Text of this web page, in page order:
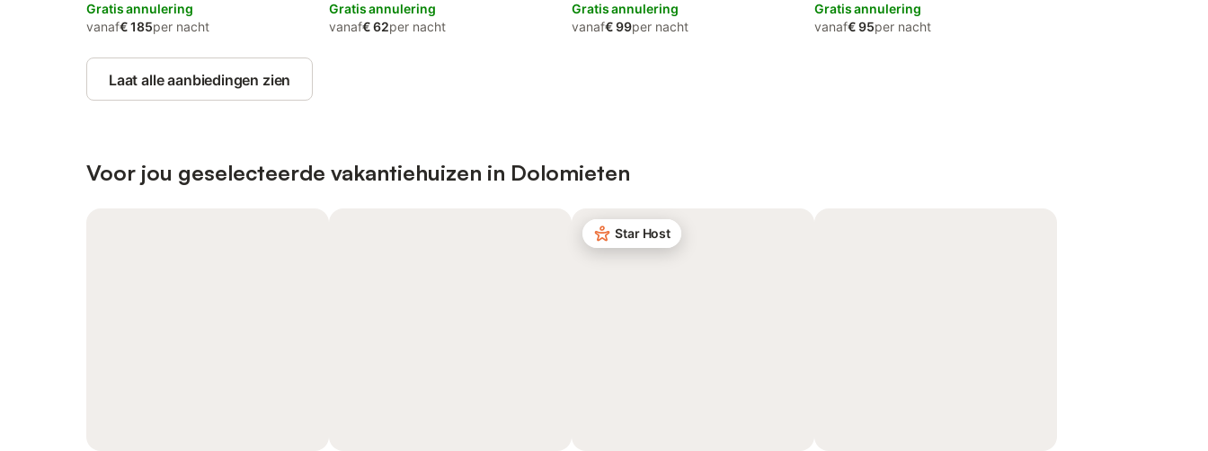
Gratis annulering
vanaf€ 185per nacht
Gratis annulering
vanaf€ 62per nacht
Gratis annulering
vanaf€ 99per nacht
Gratis annulering
vanaf€ 95per nacht
Laat alle aanbiedingen zien
Voor jou geselecteerde vakantiehuizen in Dolomieten
Star Host